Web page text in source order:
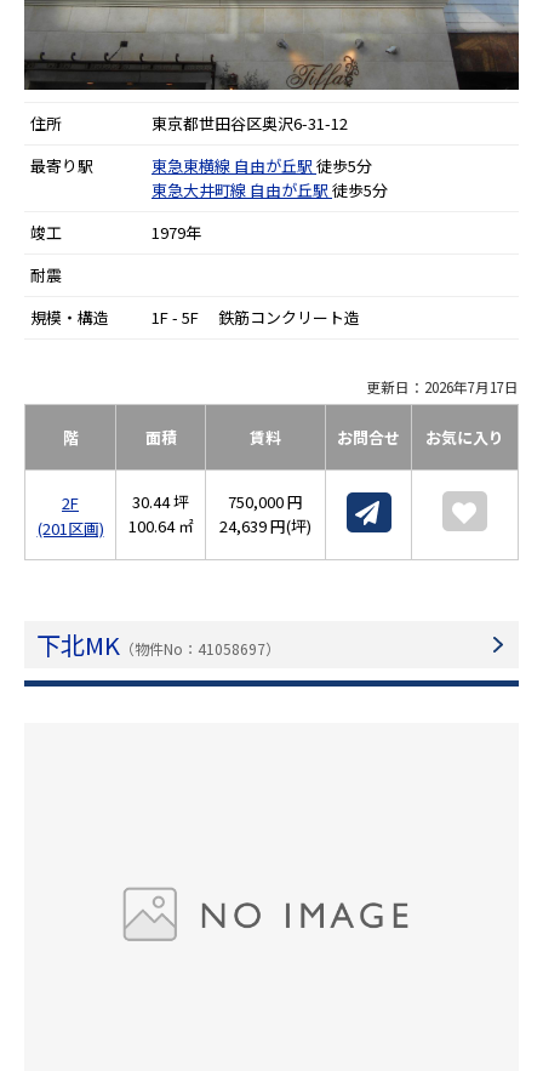
住所
東京都世田谷区奥沢6-31-12
最寄り駅
東急東横線 自由が丘駅 徒歩5分
東急大井町線 自由が丘駅 徒歩5分
竣工
1979年
耐震
規模・構造
1F - 5F 鉄筋コンクリート造
更新日：2026年7月17日
階 面積 賃料 お問合せ お気に入り
2F
(201区画)
30.44 坪
100.64 ㎡
750,000 円
24,639 円(坪)
下北MK （物件No：41058697）